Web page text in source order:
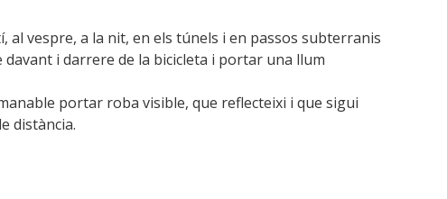
al vespre, a la nit, en els túnels i en passos subterranis
i darrere de la bicicleta i portar una llum
portar roba visible, que reflecteixi i que sigui
distància.